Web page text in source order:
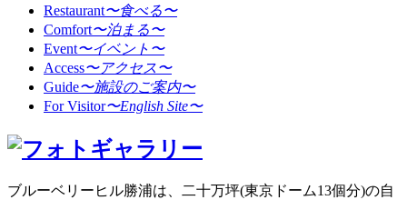
Restaurant〜食べる〜
Comfort〜泊まる〜
Event〜イベント〜
Access〜アクセス〜
Guide〜施設のご案内〜
For Visitor〜English Site〜
ブルーベリーヒル勝浦は、二十万坪(東京ドーム13個分)の自